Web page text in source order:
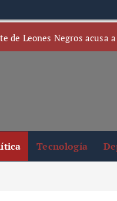
de Leones Negros acusa
Tecnología